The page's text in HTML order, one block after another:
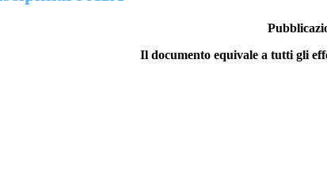
Il documento equivale a tutti gli